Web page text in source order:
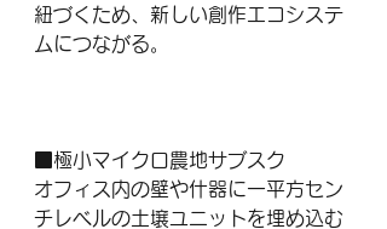
紐づくため、新しい創作エコシステ
ムにつながる。
■極小マイクロ農地サブスク
オフィス内の壁や什器に一平方セン
チレベルの土壌ユニットを埋め込む